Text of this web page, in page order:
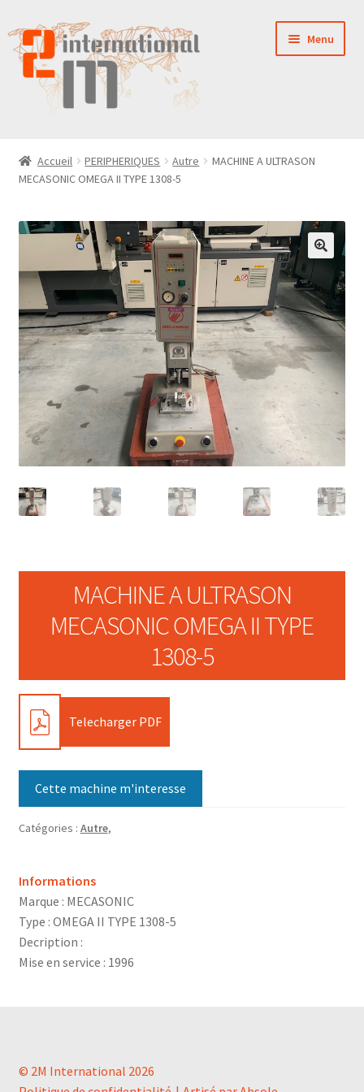
Aller
à
la
navigation
Aller
au
contenu
Menu
NOUVEAUTÉS
VENTES
PIÈCES DÉTACHÉES
CONTACT
Accueil PERIPHERIQUES Autre
MACHINE A ULTRASON
MECASONIC OMEGA II TYPE 1308-5
MACHINE A ULTRASON
MECASONIC OMEGA II TYPE
1308-5
PDF Telecharger PDF
Cette machine m'interesse
Catégories : Autre,
Informations
Marque : MECASONIC
Type : OMEGA II TYPE 1308-5
Decription :
Mise en service : 1996
© 2M International 2026